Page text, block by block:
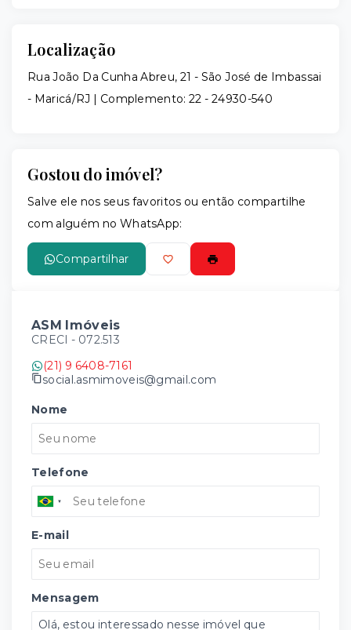
Localização
Rua João Da Cunha Abreu, 21 - São José de Imbassai
- Maricá/RJ | Complemento: 22 - 24930-540
Gostou do imóvel?
Salve ele nos seus favoritos ou então compartilhe
com alguém no WhatsApp:
Compartilhar
ASM Imóveis
CRECI - 072.513
(21) 9 6408-7161
social.asmimoveis@gmail.com
Nome
Telefone
E-mail
Mensagem